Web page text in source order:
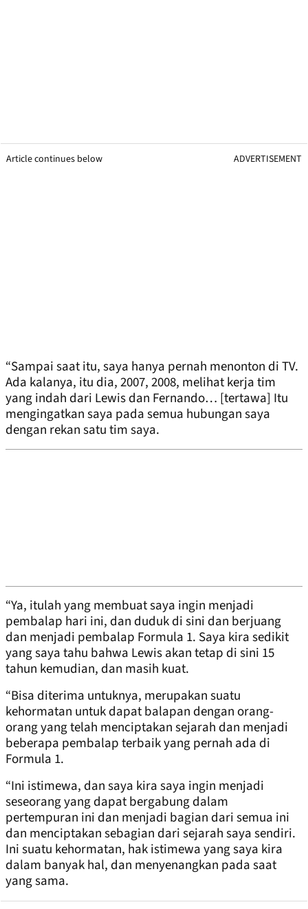
Article continues below ADVERTISEMENT
“Sampai saat itu, saya hanya pernah menonton di TV.
Ada kalanya, itu dia, 2007, 2008, melihat kerja tim
yang indah dari Lewis dan Fernando… [tertawa] Itu
mengingatkan saya pada semua hubungan saya
dengan rekan satu tim saya.
“Ya, itulah yang membuat saya ingin menjadi
pembalap hari ini, dan duduk di sini dan berjuang
dan menjadi pembalap Formula 1. Saya kira sedikit
yang saya tahu bahwa Lewis akan tetap di sini 15
tahun kemudian, dan masih kuat.
“Bisa diterima untuknya, merupakan suatu
kehormatan untuk dapat balapan dengan orang-
orang yang telah menciptakan sejarah dan menjadi
beberapa pembalap terbaik yang pernah ada di
Formula 1.
“Ini istimewa, dan saya kira saya ingin menjadi
seseorang yang dapat bergabung dalam
pertempuran ini dan menjadi bagian dari semua ini
dan menciptakan sebagian dari sejarah saya sendiri.
Ini suatu kehormatan, hak istimewa yang saya kira
dalam banyak hal, dan menyenangkan pada saat
yang sama.